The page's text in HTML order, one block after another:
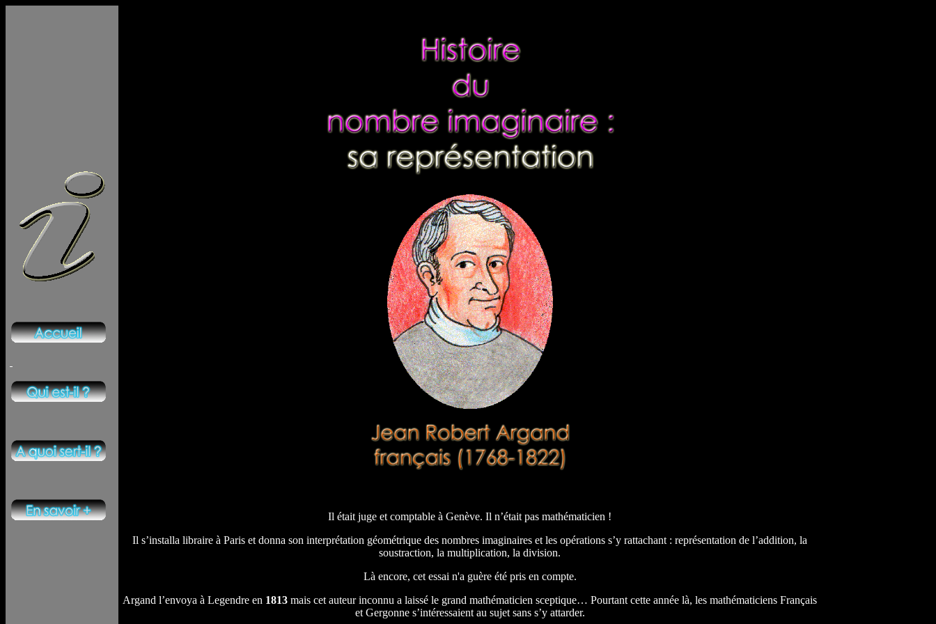
Il était juge et comptable à Genève. Il n’était pas mathématicien !
Il s’installa libraire à Paris et donna son interprétation géométrique des nombres imaginaires et les opérations s’y rattachant : représentation de l’addition, la
soustraction, la multiplication, la division.
Là encore, cet essai n'a guère été pris en compte.
Argand l’envoya à Legendre en 1813 mais cet auteur inconnu a laissé le grand mathématicien sceptique… Pourtant cette année là, les mathématiciens Français
et Gergonne s’intéressaient au sujet sans s’y attarder.